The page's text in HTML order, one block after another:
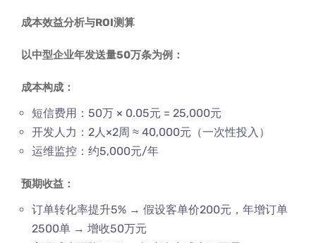
成本效益分析与ROI测算
以中型企业年发送量50万条为例：
成本构成：
短信费用：50万 × 0.05元 = 25,000元
开发人力：2人×2周 ≈ 40,000元（一次性投入）
运维监控：约5,000元/年
预期收益：
订单转化率提升5% → 假设客单价200元，年增订单
2500单 → 增收50万元